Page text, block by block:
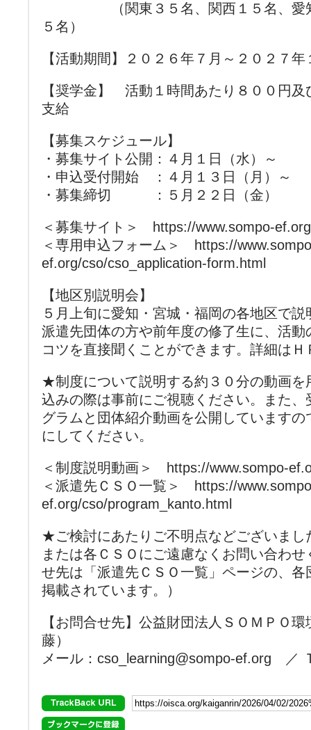
（関東３５名、関西１５名、愛知
５名）
【活動期間】２０２６年７月～２０２７
【奨学金】 活動１時間あたり８００円
支給
【募集スケジュール】
・募集サイト公開：４月１日（水）～
・申込受付開始 ：４月１３日（月）～
・募集締切 ：５月２２日（金）
＜募集サイト＞ https://www.sompo-
＜専用申込フォーム＞ https://
ef.org/cso/cso_application-form.html
【地区別説明会】
５月上旬に愛知・宮城・福岡の各地区で
派遣先団体の方や前年度の修了生に、活
コツを直接聞くことができます。詳細は
★制度について説明する約３０分の動画を
込みの際は事前にご視聴ください。また
グラムと団体紹介動画を公開しています
にしてください。
＜制度説明動画＞ https://www.sompo-
＜派遣先ＣＳＯ一覧＞ https://
ef.org/cso/program_kanto.html
★ご検討にあたりご不明点などございまし
または各ＣＳＯにご遠慮なくお問い合わ
せ先は「派遣先ＣＳＯ一覧」ページの、
掲載されています。）
【お問合せ先】公益財団法人ＳＯＭＰＯ
藤）
メール：cso_learning@sompo-ef.org ／